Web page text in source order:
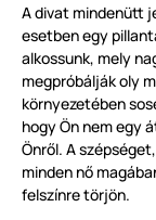
A divat mindenütt
esetben egy
alkossunk, mely
megpróbálják oly
környezetében
hogy Ön nem egy
Önről. A
minden nő
felszínre törjön.